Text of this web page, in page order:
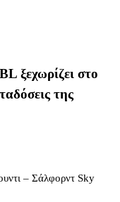
ξεχωρίζει στο
της
– Σάλφορντ Sky